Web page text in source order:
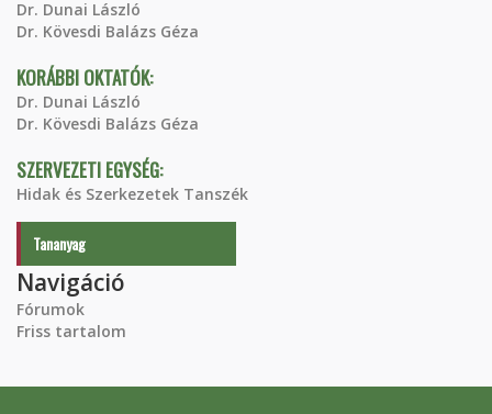
Dr. Dunai László
Dr. Kövesdi Balázs Géza
KORÁBBI OKTATÓK:
Dr. Dunai László
Dr. Kövesdi Balázs Géza
SZERVEZETI EGYSÉG:
Hidak és Szerkezetek Tanszék
Tananyag
Navigáció
Fórumok
Friss tartalom